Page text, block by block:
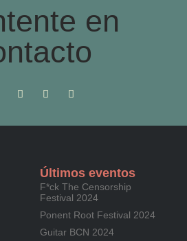
en
Últimos eventos
F*ck The Censorship
Festival 2024
Ponent Root Festival 2024
Guitar BCN 2024